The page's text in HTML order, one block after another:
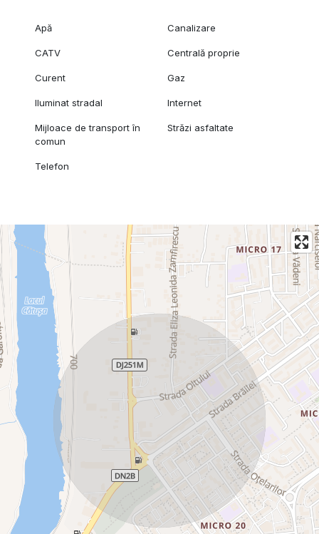
Apă Canalizare
CATV Centrală proprie
Curent Gaz
Iluminat stradal Internet
Mijloace de transport în
comun
Străzi asfaltate
Telefon